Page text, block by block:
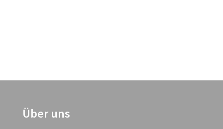
Über uns